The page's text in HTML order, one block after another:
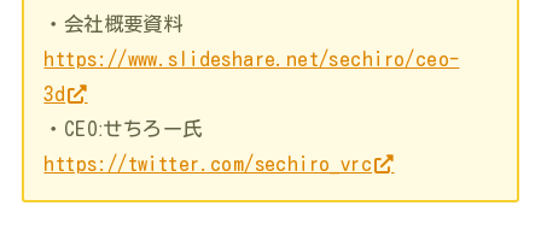
・会社概要資料
https://www.slideshare.net/sechiro/ceo-
3d
・CEOːせちろー氏
https://twitter.com/sechiro_vrc